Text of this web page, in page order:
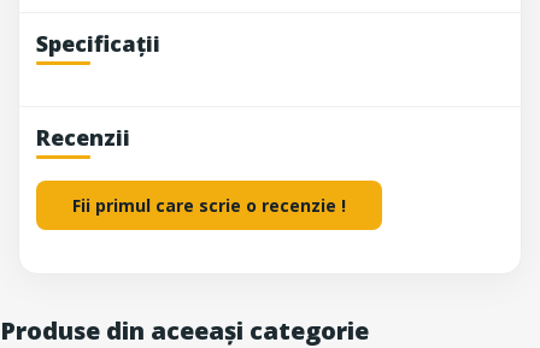
Specificații
Recenzii
Fii primul care scrie o recenzie !
Produse din aceeași categorie